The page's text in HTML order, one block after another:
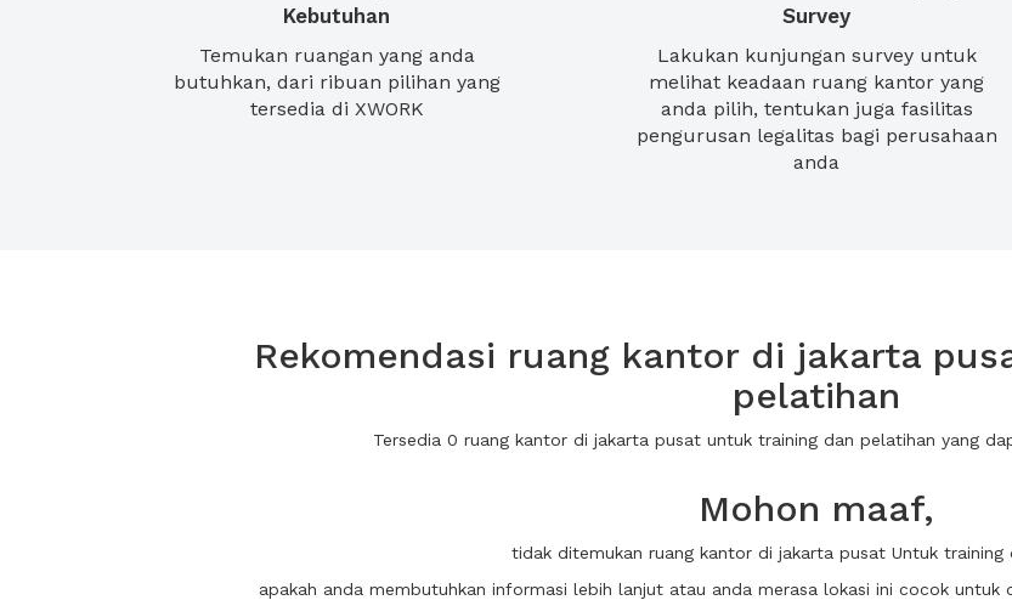
Kebutuhan
Temukan ruangan yang anda
butuhkan, dari ribuan pilihan yang
tersedia di XWORK
Survey
Lakukan kunjungan survey untuk
melihat keadaan ruang kantor yang
anda pilih, tentukan juga fasilitas
pengurusan legalitas bagi perusahaan
anda
Rekomendasi ruang kantor di jakarta
pelatihan
Tersedia 0 ruang kantor di jakarta pusat untuk training dan pelatihan yang
Mohon maaf,
tidak ditemukan ruang kantor di jakarta pusat Untuk training
apakah anda membutuhkan informasi lebih lanjut atau anda merasa lokasi ini cocok untuk